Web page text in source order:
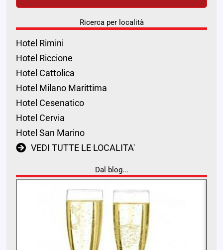
Ricerca per località
Hotel Rimini
Hotel Riccione
Hotel Cattolica
Hotel Milano Marittima
Hotel Cesenatico
Hotel Cervia
Hotel San Marino
VEDI TUTTE LE LOCALITA'
Dal blog...